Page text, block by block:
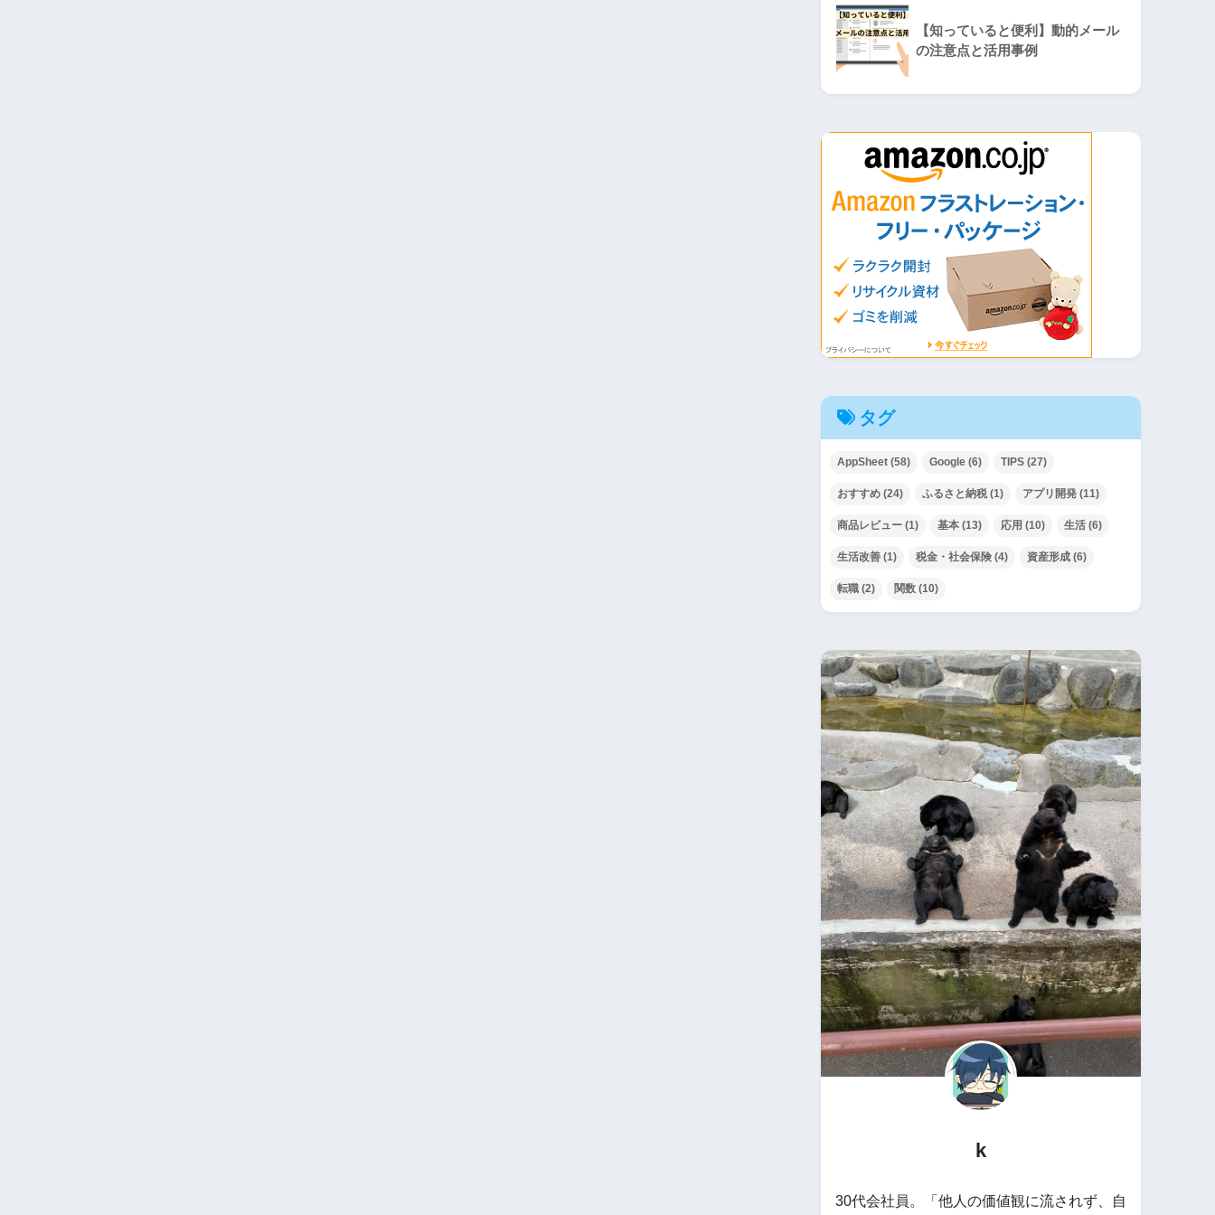
【知っていると便利】動的メール
の注意点と活用事例
タグ
AppSheet (58) Google (6) TIPS (27)
おすすめ (24) ふるさと納税 (1) アプリ開発 (11)
商品レビュー (1) 基本 (13) 応用 (10) 生活 (6)
生活改善 (1) 税金・社会保険 (4) 資産形成 (6)
転職 (2) 関数 (10)
k
30代会社員。「他人の価値観に流されず、自